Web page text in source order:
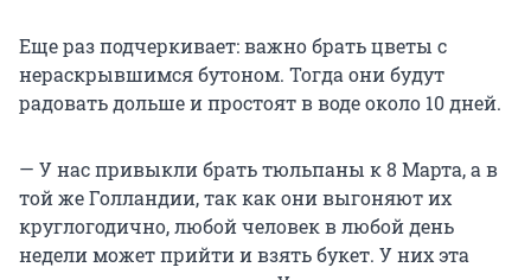
Еще раз подчеркивает: важно брать цветы с
нераскрывшимся бутоном. Тогда они будут
радовать дольше и простоят в воде около 10 дней.
— У нас привыкли брать тюльпаны к 8 Марта, а в
той же Голландии, так как они выгоняют их
круглогодично, любой человек в любой день
недели может прийти и взять букет. У них эта